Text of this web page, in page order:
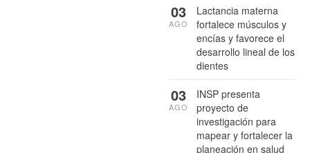
Lactancia materna
fortalece músculos y
encías y favorece el
desarrollo lineal de los
dientes
03
AGO
INSP presenta
proyecto de
investigación para
mapear y fortalecer la
planeación en salud
03
AGO